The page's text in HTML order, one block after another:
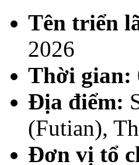
Tên triển
2026
Thời gian:
Địa điểm:
(Futian),
Đơn vị tổ